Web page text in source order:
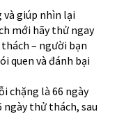
và giúp nhìn lại
mới hãy thử ngay
– người bạn
quen và đánh bại
chặng là 66 ngày
thử thách, sau